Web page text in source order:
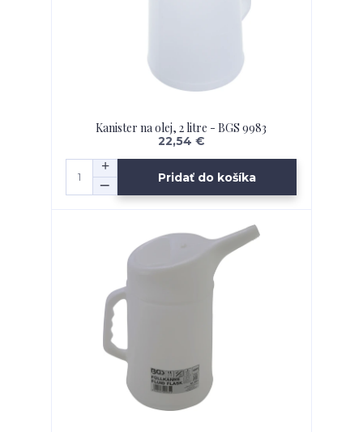
Kanister na olej, 2 litre - BGS 9983
22,54 €
Pridať do košíka